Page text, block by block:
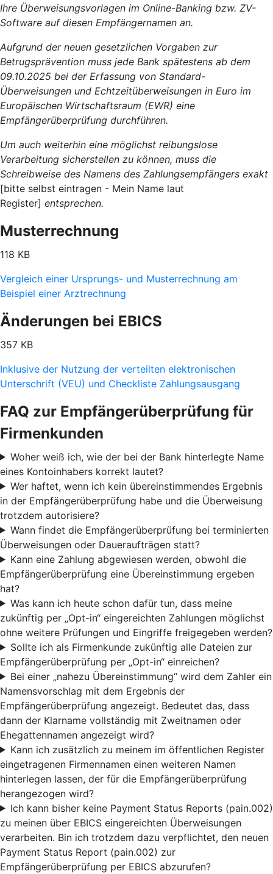
Ihre Überweisungsvorlagen im Online-Banking bzw. ZV-
Software auf diesen Empfängernamen an.
Aufgrund der neuen gesetzlichen Vorgaben zur
Betrugsprävention muss jede Bank spätestens ab dem
09.10.2025 bei der Erfassung von Standard-
Überweisungen und Echtzeitüberweisungen in Euro im
Europäischen Wirtschaftsraum (EWR) eine
Empfängerüberprüfung durchführen.
Um auch weiterhin eine möglichst reibungslose
Verarbeitung sicherstellen zu können, muss die
Schreibweise des Namens des Zahlungsempfängers exakt
[bitte selbst eintragen - Mein Name laut
Register] entsprechen.
Musterrechnung
118 KB
Vergleich einer Ursprungs- und Musterrechnung am
Beispiel einer Arztrechnung
Änderungen bei EBICS
357 KB
Inklusive der Nutzung der verteilten elektronischen
Unterschrift (VEU) und Checkliste Zahlungsausgang
FAQ zur Empfängerüberprüfung für
Firmenkunden
Woher weiß ich, wie der bei der Bank hinterlegte Name
eines Kontoinhabers korrekt lautet?
Wer haftet, wenn ich kein übereinstimmendes Ergebnis
in der Empfängerüberprüfung habe und die Überweisung
trotzdem autorisiere?
Wann findet die Empfängerüberprüfung bei terminierten
Überweisungen oder Daueraufträgen statt?
Kann eine Zahlung abgewiesen werden, obwohl die
Empfängerüberprüfung eine Übereinstimmung ergeben
hat?
Was kann ich heute schon dafür tun, dass meine
zukünftig per „Opt-in“ eingereichten Zahlungen möglichst
ohne weitere Prüfungen und Eingriffe freigegeben werden?
Sollte ich als Firmenkunde zukünftig alle Dateien zur
Empfängerüberprüfung per „Opt-in“ einreichen?
Bei einer „nahezu Übereinstimmung“ wird dem Zahler ein
Namensvorschlag mit dem Ergebnis der
Empfängerüberprüfung angezeigt. Bedeutet das, dass
dann der Klarname vollständig mit Zweitnamen oder
Ehegattennamen angezeigt wird?
Kann ich zusätzlich zu meinem im öffentlichen Register
eingetragenen Firmennamen einen weiteren Namen
hinterlegen lassen, der für die Empfängerüberprüfung
herangezogen wird?
Ich kann bisher keine Payment Status Reports (pain.002)
zu meinen über EBICS eingereichten Überweisungen
verarbeiten. Bin ich trotzdem dazu verpflichtet, den neuen
Payment Status Report (pain.002) zur
Empfängerüberprüfung per EBICS abzurufen?